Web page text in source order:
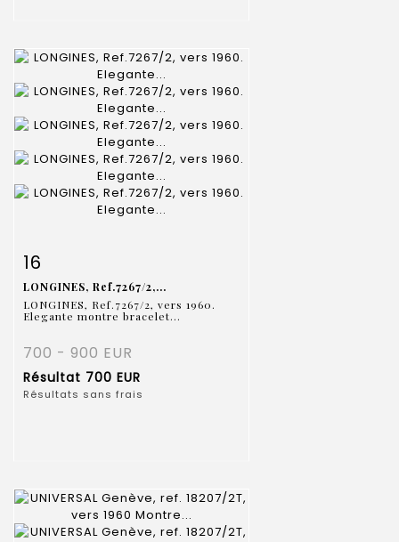
Fiche détaillée
16
LONGINES, Ref.7267/2,...
LONGINES, Ref.7267/2, vers 1960.
Elegante montre bracelet...
700 - 900 EUR
Résultat 700 EUR
Résultats sans frais